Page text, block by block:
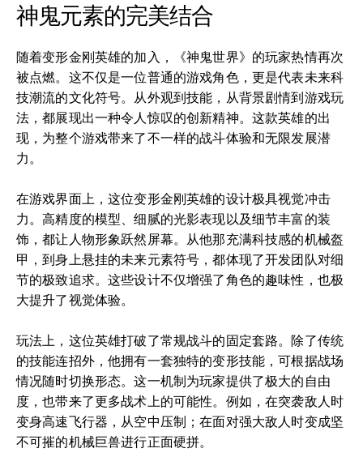
神鬼元素的完美结合
随着变形金刚英雄的加入，《神鬼世界》的玩家热情再次
被点燃。这不仅是一位普通的游戏角色，更是代表未来科
技潮流的文化符号。从外观到技能，从背景剧情到游戏玩
法，都展现出一种令人惊叹的创新精神。这款英雄的出
现，为整个游戏带来了不一样的战斗体验和无限发展潜
力。
在游戏界面上，这位变形金刚英雄的设计极具视觉冲击
力。高精度的模型、细腻的光影表现以及细节丰富的装
饰，都让人物形象跃然屏幕。从他那充满科技感的机械盔
甲，到身上悬挂的未来元素符号，都体现了开发团队对细
节的极致追求。这些设计不仅增强了角色的趣味性，也极
大提升了视觉体验。
玩法上，这位英雄打破了常规战斗的固定套路。除了传统
的技能连招外，他拥有一套独特的变形技能，可根据战场
情况随时切换形态。这一机制为玩家提供了极大的自由
度，也带来了更多战术上的可能性。例如，在突袭敌人时
变身高速飞行器，从空中压制；在面对强大敌人时变成坚
不可摧的机械巨兽进行正面硬拼。